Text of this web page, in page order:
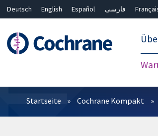
Deutsch English Español فارسی
Filter
Startseite Cochrane Kompakt